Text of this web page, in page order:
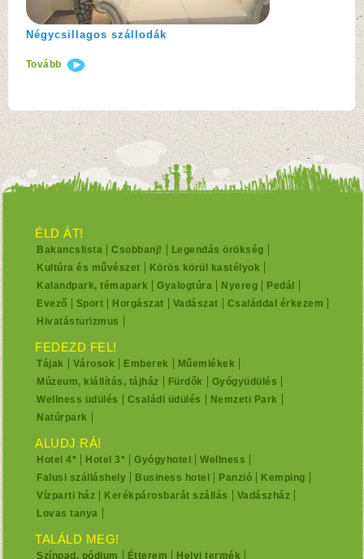
Négycsillagos szállodák
Tovább
ÉLD ÁT!
Bakancslista Csobbanj!
Legendás örökség
Kultúra és művészet
Körös körül kastélyok
Kalandpark, témapark
Gyalogtúra Nyereg
Pedál
Evező
Sport Horgászat Vadászat
Családdal érkezem
Hivatásturizmus
FEDEZD FEL!
Tájak Városok Emberek
Műemlékek
Múzeum, kiállítás, tájház
Fürdők
Gyógyüdülés
Wellness üdülés
Családi üdülés
Nemzeti Park
Natúrpark
ALUDJ RÁ!
Hotel 4* Hotel 3* Gyógyhotel
Wellness
Falusi szálláshely
Business hotel Panzió
Kemping
Vízparti ház
Kerékpárosbarát szállás
Vadászház
Lovas tanya
TALÁLD MEG!
Színpad, pódium Étterem Helyi termék